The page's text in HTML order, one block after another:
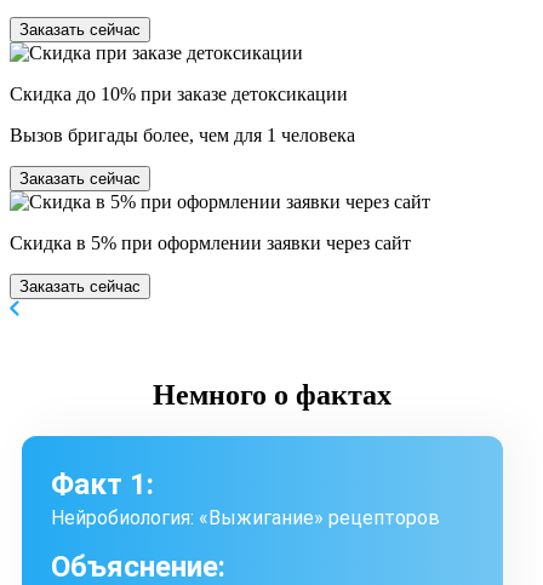
Заказать сейчас
Скидка до 10% при заказе детоксикации
Вызов бригады более, чем для 1 человека
Заказать сейчас
Скидка в 5% при оформлении заявки через сайт
Заказать сейчас
Немного о фактах
Факт 1:
Нейробиология: «Выжигание» рецепторов
Объяснение: